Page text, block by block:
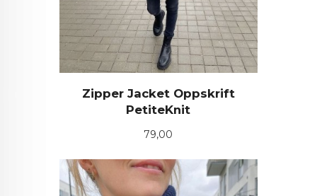
Zipper Jacket Oppskrift
PetiteKnit
Pris
79,00